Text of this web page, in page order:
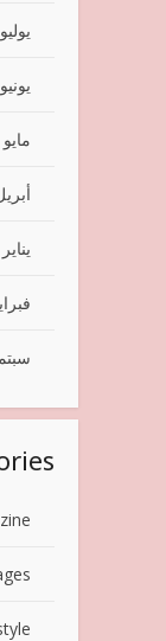
يوليو 2020
يونيو 2020
مايو 2020
أبريل
يناير 2020
فبراير
سبتمبر